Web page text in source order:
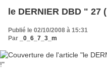
Publié le 02/10/2008 à 15:31
Par
_0_6_7_3_m